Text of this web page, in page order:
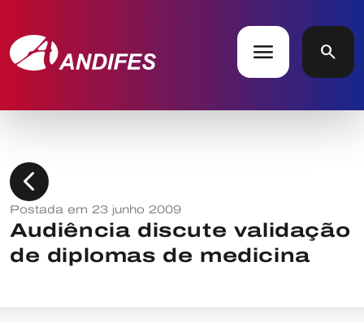
menu search
chevron_left
Postada em 23 junho 2009
Audiência discute validação
de diplomas de medicina